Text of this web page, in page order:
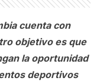
cuenta con
objetivo es que
la oportunidad
deportivos